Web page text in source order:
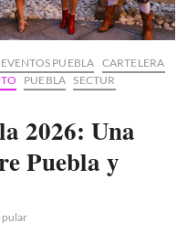
PUEBLA CARTELERA
PUEBLA SECTUR
2026: Una
Puebla y